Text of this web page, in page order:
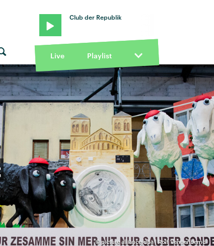
Club der Republik
Live Playlist
© picture alliance/dpa | Rolf Vennenbernd